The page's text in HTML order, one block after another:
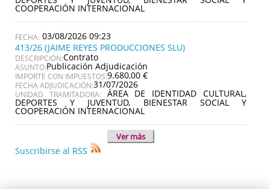
COOPERACIÓN INTERNACIONAL
03/08/2026 09:23
413/26 (JAIME REYES PRODUCCIONES SLU)
DESCRIPCIÓN:Contrato
ASUNTO:Publicación Adjudicación
IMPORTE CON IMPUESTOS:9.680,00 €
FECHA ADJUDICACIÓN:31/07/2026
UNIDAD TRAMITADORA: ÁREA DE IDENTIDAD CULTURAL,
DEPORTES Y JUVENTUD, BIENESTAR SOCIAL Y
COOPERACIÓN INTERNACIONAL
Ver más
Suscribirse al RSS